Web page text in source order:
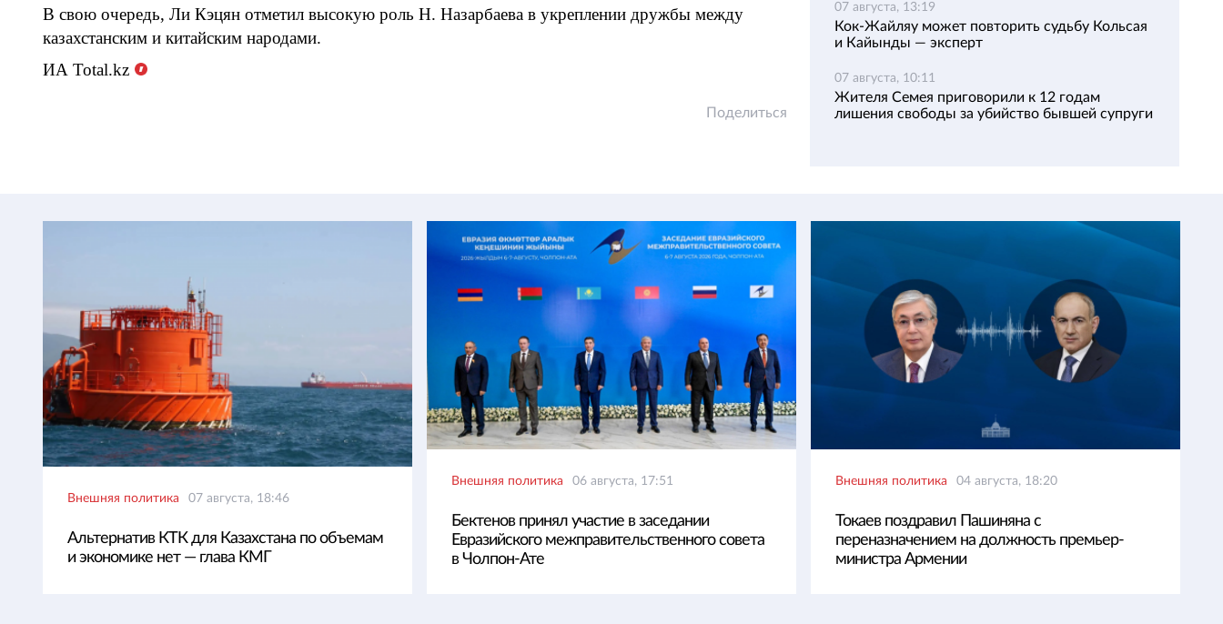
В свою очередь, Ли Кэцян отметил высокую роль Н. Назарбаева в укреплении дружбы между
казахстанским и китайским народами.
ИА Total.kz
Поделиться
07 августа, 13:19
Кок-Жайляу может повторить судьбу Кольсая
и Кайынды — эксперт
07 августа, 10:11
Жителя Семея приговорили к 12 годам
лишения свободы за убийство бывшей супруги
Внешняя политика 07 августа, 18:46
Альтернатив КТК для Казахстана по объемам
и экономике нет — глава КМГ
Внешняя политика 06 августа, 17:51
Бектенов принял участие в заседании
Евразийского межправительственного совета
в Чолпон-Ате
Внешняя политика 04 августа, 18:20
Токаев поздравил Пашиняна с
переназначением на должность премьер-
министра Армении